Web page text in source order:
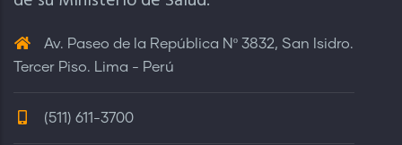
Av. Paseo de la República Nº 3832, San Isidro.
Tercer Piso. Lima - Perú
(511) 611-3700